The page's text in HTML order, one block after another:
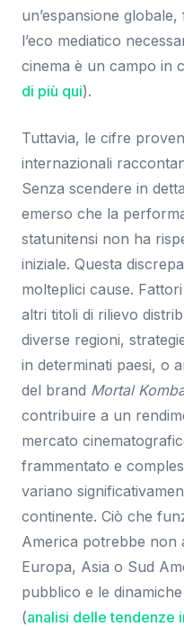
un’espansione
l’eco mediatico
cinema è un campo in
di più qui).
Tuttavia, le cifre
internazionali
Senza scendere in
emerso che la
statunitensi non ha
iniziale. Questa
molteplici cause.
altri titoli di rilievo
diverse regioni,
in determinati paesi, o
del brand Mortal
contribuire a un
mercato
frammentato e
variano
continente. Ciò che
America potrebbe non
Europa, Asia o Sud
pubblico e le
(analisi delle tendenze